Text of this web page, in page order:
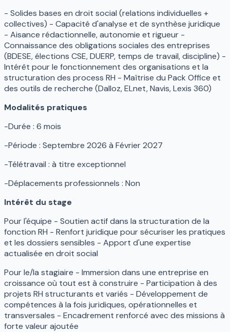
- Solides bases en droit social (relations individuelles +
collectives) - Capacité d'analyse et de synthèse juridique
- Aisance rédactionnelle, autonomie et rigueur -
Connaissance des obligations sociales des entreprises
(BDESE, élections CSE, DUERP, temps de travail, discipline) -
Intérêt pour le fonctionnement des organisations et la
structuration des process RH - Maîtrise du Pack Office et
des outils de recherche (Dalloz, ELnet, Navis, Lexis 360)
Modalités pratiques
-Durée : 6 mois
-Période : Septembre 2026 à Février 2027
-Télétravail : à titre exceptionnel
-Déplacements professionnels : Non
Intérêt du stage
Pour l'équipe - Soutien actif dans la structuration de la
fonction RH - Renfort juridique pour sécuriser les pratiques
et les dossiers sensibles - Apport d'une expertise
actualisée en droit social
Pour le/la stagiaire - Immersion dans une entreprise en
croissance où tout est à construire - Participation à des
projets RH structurants et variés - Développement de
compétences à la fois juridiques, opérationnelles et
transversales - Encadrement renforcé avec des missions à
forte valeur ajoutée